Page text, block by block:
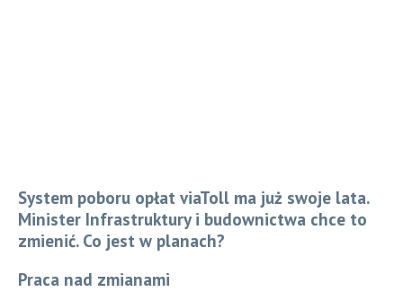
System poboru opłat viaToll ma już swoje lata.
Minister Infrastruktury i budownictwa chce to
zmienić. Co jest w planach?
Praca nad zmianami